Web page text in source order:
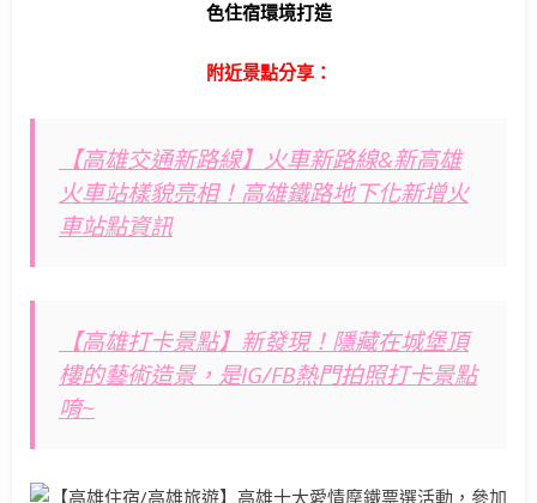
色住宿環境打造
附近景點分享：
【高雄交通新路線】火車新路線&新高雄
火車站樣貌亮相！高雄鐵路地下化新增火
車站點資訊
【高雄打卡景點】新發現！隱藏在城堡頂
樓的藝術造景，是IG/FB熱門拍照打卡景點
唷~